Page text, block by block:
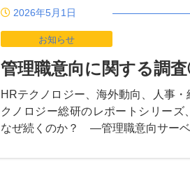
2026年5月1日
お知らせ
管理職意向に関する調
HRテクノロジー、海外動向、人事
クノロジー総研のレポートシリーズ
なぜ続くのか？ ―管理職意向サーベ